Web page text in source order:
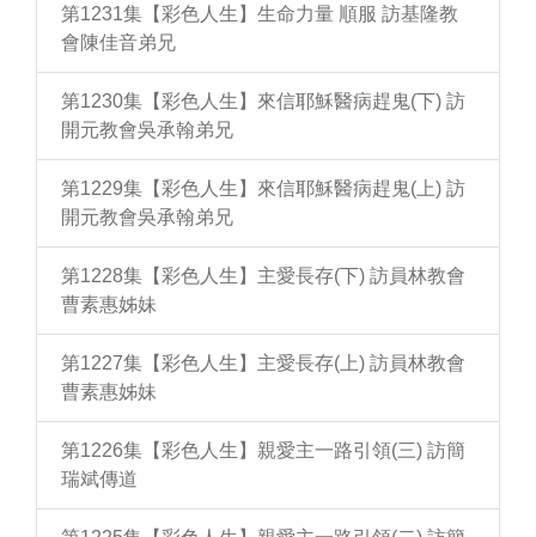
第1231集【彩色人生】生命力量 順服 訪基隆教
會陳佳音弟兄
第1230集【彩色人生】來信耶穌醫病趕鬼(下) 訪
開元教會吳承翰弟兄
第1229集【彩色人生】來信耶穌醫病趕鬼(上) 訪
開元教會吳承翰弟兄
第1228集【彩色人生】主愛長存(下) 訪員林教會
曹素惠姊妹
第1227集【彩色人生】主愛長存(上) 訪員林教會
曹素惠姊妹
第1226集【彩色人生】親愛主一路引領(三) 訪簡
瑞斌傳道